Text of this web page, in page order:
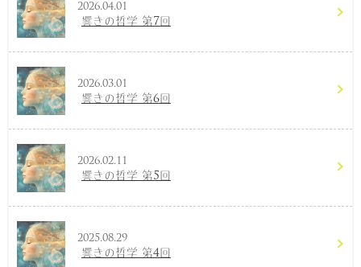
2026.04.01
響きの哲学 第7回
2026.03.01
響きの哲学 第6回
2026.02.11
響きの哲学 第5回
2025.08.29
響きの哲学 第4回